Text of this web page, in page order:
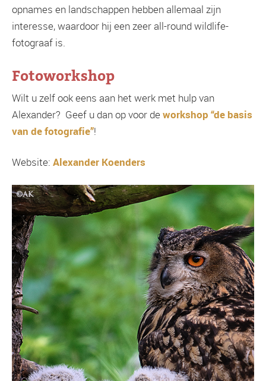
opnames en landschappen hebben allemaal zijn
interesse, waardoor hij een zeer all-round wildlife-
fotograaf is.
Fotoworkshop
Wilt u zelf ook eens aan het werk met hulp van
Alexander? Geef u dan op voor de workshop “de basis
van de fotografie”!
Website: Alexander Koenders